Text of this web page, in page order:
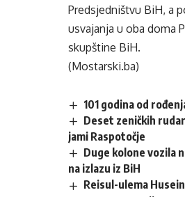
Predsjedništvu BiH, a
usvajanja u oba doma
skupštine BiH.
(Mostarski.ba)
101 godina od
Deset zeničkih
jami Raspotočje
Duge kolone vozila
na izlazu iz BiH
Reisul-ulema